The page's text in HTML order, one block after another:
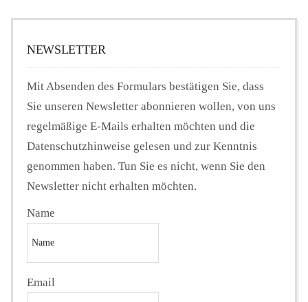
NEWSLETTER
Mit Absenden des Formulars bestätigen Sie, dass
Sie unseren Newsletter abonnieren wollen, von uns
regelmäßige E-Mails erhalten möchten und die
Datenschutzhinweise gelesen und zur Kenntnis
genommen haben. Tun Sie es nicht, wenn Sie den
Newsletter nicht erhalten möchten.
Name
Email